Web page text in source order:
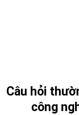
Câu hỏi
công